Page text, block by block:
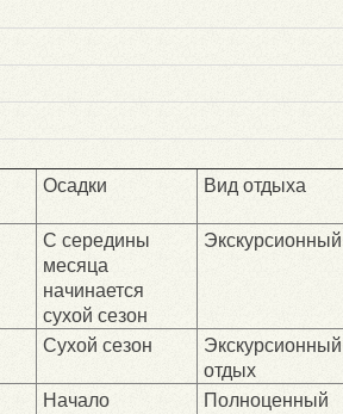
Осадки Вид отдыха
С середины
месяца
начинается
сухой сезон
Экскурсионный
Сухой сезон
Экскурсионный
отдых
Начало
Полноценный